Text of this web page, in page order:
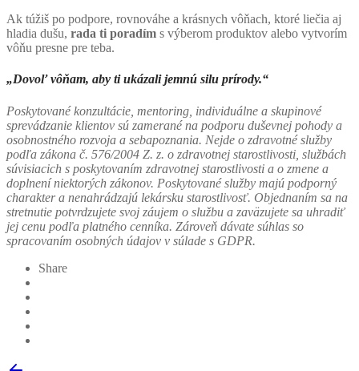
Ak túžiš po podpore, rovnováhe a krásnych vôňach, ktoré liečia aj
hladia dušu, rada ti poradím s výberom produktov alebo vytvorím
vôňu presne pre teba.
„Dovoľ vôňam, aby ti ukázali jemnú silu prírody.“
Poskytované konzultácie, mentoring, individuálne a skupinové
sprevádzanie klientov sú zamerané na podporu duševnej pohody a
osobnostného rozvoja a sebapoznania. Nejde o zdravotné služby
podľa zákona č. 576/2004 Z. z. o zdravotnej starostlivosti, službách
súvisiacich s poskytovaním zdravotnej starostlivosti a o zmene a
doplnení niektorých zákonov. Poskytované služby majú podporný
charakter a nenahrádzajú lekársku starostlivosť. Objednaním sa na
stretnutie potvrdzujete svoj záujem o službu a zaväzujete sa uhradiť
jej cenu podľa platného cenníka. Zároveň dávate súhlas so
spracovaním osobných údajov v súlade s GDPR.
Share